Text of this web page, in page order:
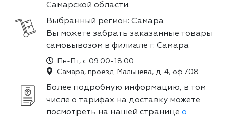
Самарской области.
Выбранный регион: Самара
Вы можете забрать заказанные товары
самовывозом в филиале г. Самара
Пн-Пт, с 09:00-18:00
Самара, проезд Мальцева, д. 4, оф.708
Более подробную информацию, в том
числе о тарифах на доставку можете
посмотреть на нашей странице о